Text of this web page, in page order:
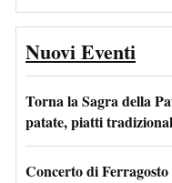
Nuovi Eventi
Torna la Sagra della
patate, piatti
Concerto di